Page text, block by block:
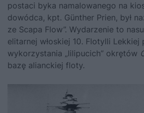
postaci byka namalowanego na
dowódca, kpt. Günther Prien, był
ze Scapa Flow”. Wydarzenie to
elitarnej włoskiej 10. Flotylli Lekkiej
wykorzystania „lilipucich” okrętów
bazę alianckiej floty.